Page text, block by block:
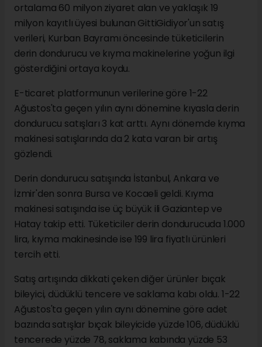
ortalama 60 milyon ziyaret alan ve yaklaşık 19
milyon kayıtlı üyesi bulunan GittiGidiyor'un satış
verileri, Kurban Bayramı öncesinde tüketicilerin
derin dondurucu ve kıyma makinelerine yoğun ilgi
gösterdiğini ortaya koydu.
E-ticaret platformunun verilerine göre 1-22
Ağustos'ta geçen yılın aynı dönemine kıyasla derin
dondurucu satışları 3 kat arttı. Aynı dönemde kıyma
makinesi satışlarında da 2 kata varan bir artış
gözlendi.
Derin dondurucu satışında İstanbul, Ankara ve
İzmir'den sonra Bursa ve Kocaeli geldi. Kıyma
makinesi satışında ise üç büyük ili Gaziantep ve
Hatay takip etti. Tüketiciler derin dondurucuda 1.000
lira, kıyma makinesinde ise 199 lira fiyatlı ürünleri
tercih etti.
Satış artışında dikkati çeken diğer ürünler bıçak
bileyici, düdüklü tencere ve saklama kabı oldu. 1-22
Ağustos'ta geçen yılın aynı dönemine göre adet
bazında satışlar bıçak bileyicide yüzde 106, düdüklü
tencerede yüzde 78, saklama kabında yüzde 53